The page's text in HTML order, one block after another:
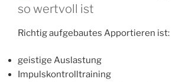
so wertvoll ist
Richtig aufgebautes Apportieren ist:
geistige Auslastung
Impulskontrolltraining